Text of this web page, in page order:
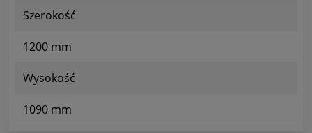
Szerokość
1200 mm
Wysokość
1090 mm